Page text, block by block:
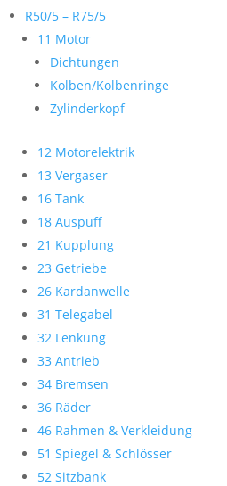
R50/5 – R75/5
11 Motor
Dichtungen
Kolben/Kolbenringe
Zylinderkopf
12 Motorelektrik
13 Vergaser
16 Tank
18 Auspuff
21 Kupplung
23 Getriebe
26 Kardanwelle
31 Telegabel
32 Lenkung
33 Antrieb
34 Bremsen
36 Räder
46 Rahmen & Verkleidung
51 Spiegel & Schlösser
52 Sitzbank